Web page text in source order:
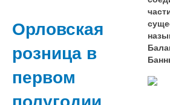
Орловская
розница в
первом